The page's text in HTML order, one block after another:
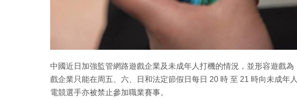
中國近日加強監管網路遊戲企業及未成年人打機的情況，並形容遊戲
戲企業只能在周五、六、日和法定節假日每日 20 時 至 21 時向未成年
電競選手亦被禁止參加職業賽事。